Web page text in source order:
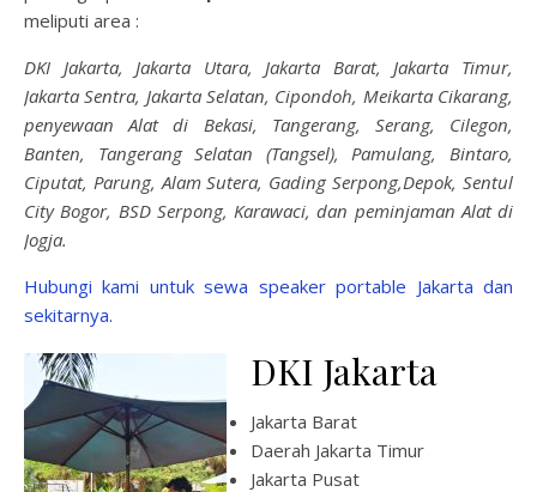
meliputi area :
DKI Jakarta, Jakarta Utara, Jakarta Barat, Jakarta Timur,
Jakarta Sentra, Jakarta Selatan, Cipondoh, Meikarta Cikarang,
penyewaan Alat di Bekasi, Tangerang, Serang, Cilegon,
Banten, Tangerang Selatan (Tangsel), Pamulang, Bintaro,
Ciputat, Parung, Alam Sutera, Gading Serpong,Depok, Sentul
City Bogor, BSD Serpong, Karawaci, dan peminjaman Alat di
Jogja.
Hubungi kami untuk sewa speaker portable Jakarta dan
sekitarnya.
DKI Jakarta
Jakarta Barat
Daerah Jakarta Timur
Jakarta Pusat